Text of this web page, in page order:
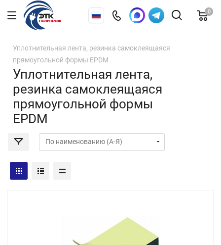
0
Уплотнительная лента, резинка самоклеящаяся
прямоугольной формы EPDM
Уплотнительная лента,
резинка самоклеящаяся
прямоугольной формы
EPDM